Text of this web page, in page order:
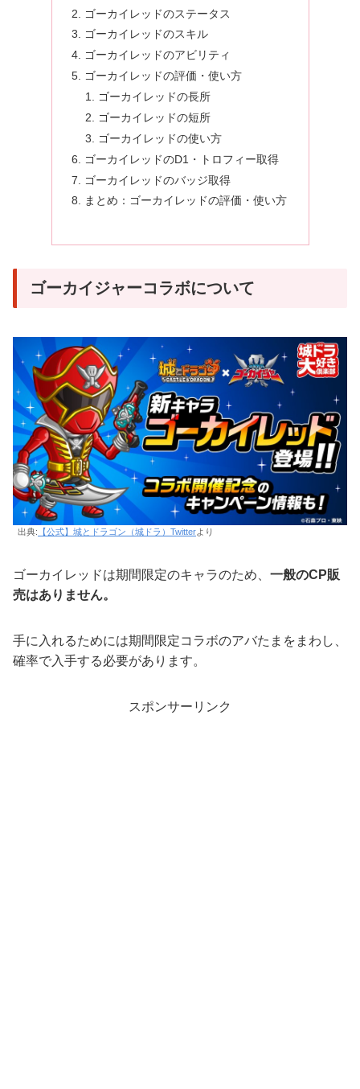
ゴーカイレッドのステータス
ゴーカイレッドのスキル
ゴーカイレッドのアビリティ
ゴーカイレッドの評価・使い方
ゴーカイレッドの長所
ゴーカイレッドの短所
ゴーカイレッドの使い方
ゴーカイレッドのD1・トロフィー取得
ゴーカイレッドのバッジ取得
まとめ：ゴーカイレッドの評価・使い方
ゴーカイジャーコラボについて
出典: 【公式】城とドラゴン（城ドラ）Twitterより
ゴーカイレッドは期間限定のキャラのため、 一般のCP販
売はありません。
手に入れるためには期間限定コラボのアバたまをまわし、
確率で入手する必要があります。
スポンサーリンク